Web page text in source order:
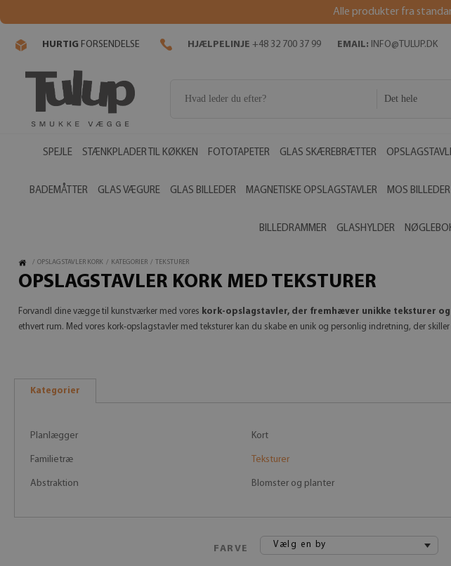
Alle produkter fra
HURTIG FORSENDELSE HJÆLPELINJE +48 32 700 37 99 EMAIL: INFO@TULUP.DK
Det hele
SPEJLE STÆNKPLADER TIL KØKKEN FOTOTAPETER GLAS SKÆREBRÆTTER
BADEMÅTTER GLAS VÆGURE GLAS BILLEDER MAGNETISKE OPSLAGSTAVLER MOS BILLEDER
BILLEDRAMMER GLASHYLDER
/ OPSLAGSTAVLER KORK / KATEGORIER / TEKSTURER
OPSLAGSTAVLER KORK MED TEKSTURER
Forvandl dine vægge til kunstværker med vores kork-opslagstavler, der fremhæver unikke teksturer
ethvert rum. Med vores kork-opslagstavler med teksturer kan du skabe en unik og personlig indretning, der
Kategorier
Planlægger Kort
Familietræ Teksturer
Abstraktion Blomster og planter
FARVE Vælg en by